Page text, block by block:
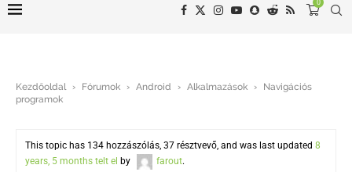
0
Kezdőoldal › Fórumok › Android › Alkalmazások ›
Navigációs
programok
This topic has 134 hozzászólás, 37 résztvevő, and was last updated 8
years, 5 months telt el by farout.